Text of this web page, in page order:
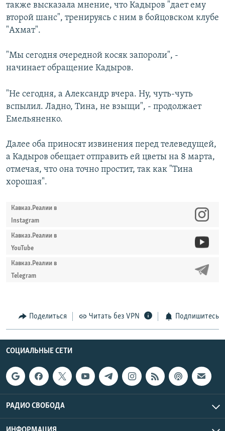
также высказала мнение, что Кадыров "дает ему
второй шанс", тренируясь с ним в бойцовском клубе
"Ахмат".
"Мы сегодня очередной косяк запороли", -
начинает обращение Кадыров.
"Не сегодня, а Александр вчера. Ну, чуть-чуть
вспылил. Ладно, Тина, не взыщи", - продолжает
Емельяненко.
Далее оба приносят извинения перед телеведущей,
а Кадыров обещает отправить ей цветы на 8 марта,
отмечая, что она точно простит, так как "Тина
хорошая".
Кавказ.Реалии в
Instagram
Кавказ.Реалии в
YouTube
Кавказ.Реалии в
Telegram
Поделиться Читать без VPN Подпишитесь
СОЦИАЛЬНЫЕ СЕТИ
РАДИО СВОБОДА